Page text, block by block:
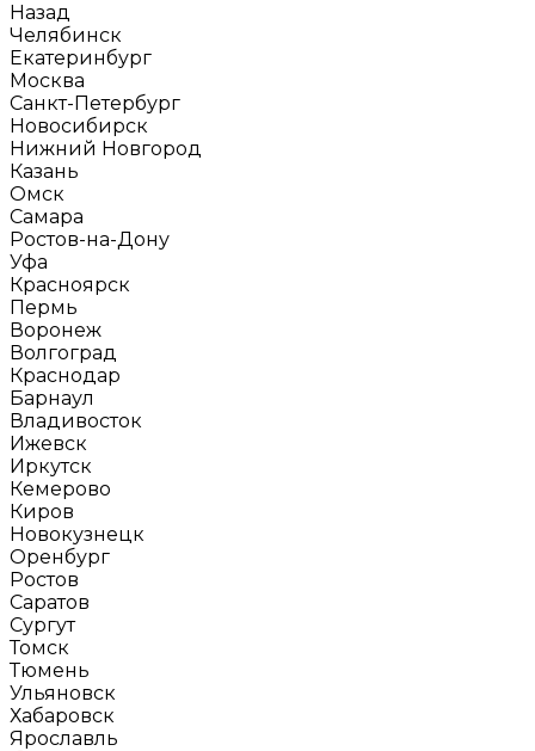
Назад
Челябинск
Екатеринбург
Москва
Санкт-Петербург
Новосибирск
Нижний Новгород
Казань
Омск
Самара
Ростов-на-Дону
Уфа
Красноярск
Пермь
Воронеж
Волгоград
Краснодар
Барнаул
Владивосток
Ижевск
Иркутск
Кемерово
Киров
Новокузнецк
Оренбург
Ростов
Саратов
Сургут
Томск
Тюмень
Ульяновск
Хабаровск
Ярославль